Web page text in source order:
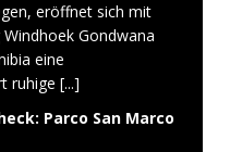
eröffnet sich mit
Gondwana
eine
ruhige [...]
Parco San Marco